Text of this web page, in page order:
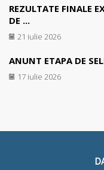
REZULTATE FINALE
DE ...
21 iulie 2026
ANUNT ETAPA DE
17 iulie 2026